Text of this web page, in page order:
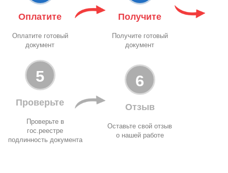
Оплатите
Оплатите готовый
документ
Получите
Получите готовый
документ
5
Проверьте
Проверьте в
гос.реестре
подлинность документа
6
Отзыв
Оставьте свой отзыв
о нашей работе